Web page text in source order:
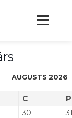
AUGUSTS 2026
C
30